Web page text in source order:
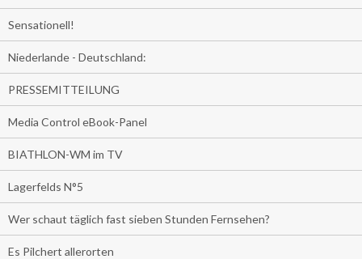
Sensationell!
Niederlande - Deutschland:
PRESSEMITTEILUNG
Media Control eBook-Panel
BIATHLON-WM im TV
Lagerfelds N°5
Wer schaut täglich fast sieben Stunden Fernsehen?
Es Pilchert allerorten